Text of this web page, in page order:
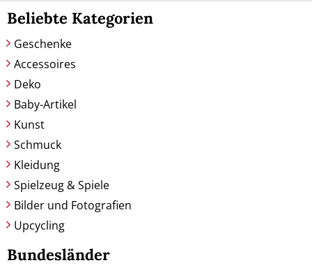
Beliebte Kategorien
Geschenke
Accessoires
Deko
Baby-Artikel
Kunst
Schmuck
Kleidung
Spielzeug & Spiele
Bilder und Fotografien
Upcycling
Bundesländer